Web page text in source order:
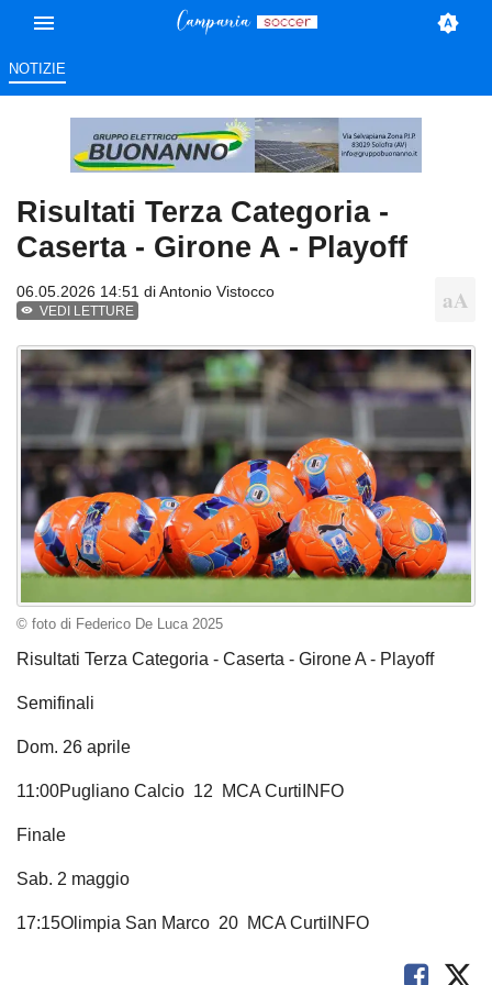
NOTIZIE
Risultati Terza Categoria -
Caserta - Girone A - Playoff
06.05.2026 14:51 diAntonio Vistocco
VEDI LETTURE
© foto di Federico De Luca 2025
Risultati Terza Categoria - Caserta - Girone A - Playoff
Semifinali
Dom. 26 aprile
11:00Pugliano Calcio 12 MCA CurtiINFO
Finale
Sab. 2 maggio
17:15Olimpia San Marco 20 MCA CurtiINFO